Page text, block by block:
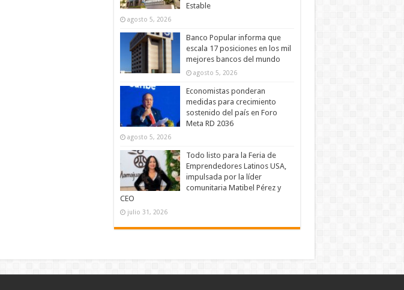
Estable
agosto 5, 2026
Banco Popular informa que
escala 17 posiciones en los mil
mejores bancos del mundo
agosto 5, 2026
Economistas ponderan
medidas para crecimiento
sostenido del país en Foro
Meta RD 2036
agosto 5, 2026
Todo listo para la Feria de
Emprendedores Latinos USA,
impulsada por la líder
comunitaria Matibel Pérez y
CEO
julio 31, 2026